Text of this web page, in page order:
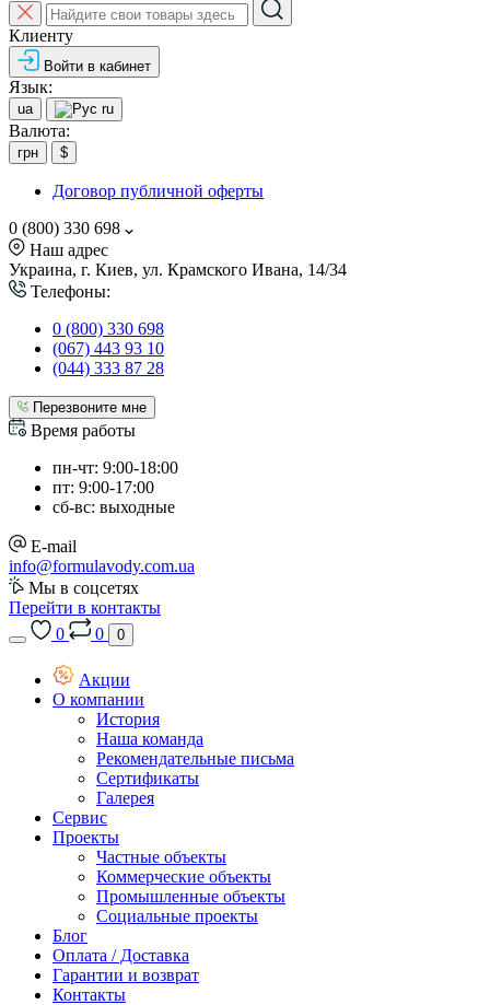
Клиенту
Войти в кабинет
Язык:
ua ru
Валюта:
грн $
Договор публичной оферты
0 (800) 330 698
Наш адрес
Украина, г. Киев, ул. Крамского Ивана, 14/34
Телефоны:
0 (800) 330 698
(067) 443 93 10
(044) 333 87 28
Перезвоните мне
Время работы
пн-чт: 9:00-18:00
пт: 9:00-17:00
сб-вс: выходные
E-mail
info@formulavody.com.ua
Мы в соцсетях
Перейти в контакты
0
0 0
Акции
О компании
История
Наша команда
Рекомендательные письма
Сертификаты
Галерея
Сервис
Проекты
Частные объекты
Коммерческие объекты
Промышленные объекты
Социальные проекты
Блог
Оплата / Доставка
Гарантии и возврат
Контакты